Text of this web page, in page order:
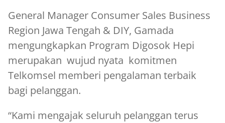
General Manager Consumer Sales Business
Region Jawa Tengah & DIY, Gamada
mengungkapkan Program Digosok Hepi
merupakan wujud nyata komitmen
Telkomsel memberi pengalaman terbaik
bagi pelanggan.
“Kami mengajak seluruh pelanggan terus